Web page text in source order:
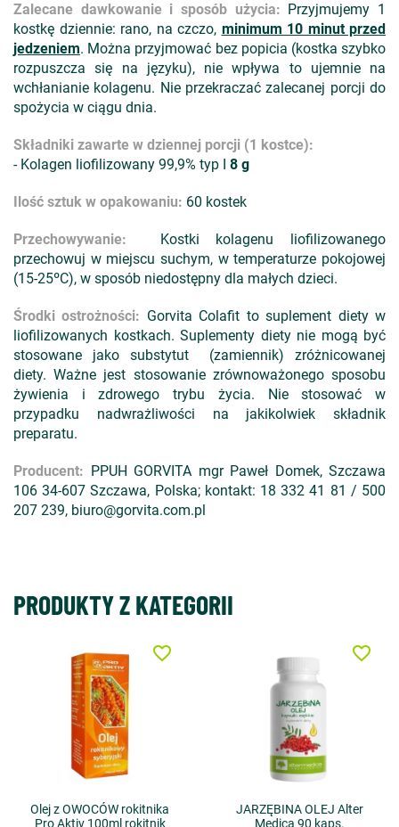
Zalecane dawkowanie i sposób użycia: Przyjmujemy 1
kostkę dziennie: rano, na czczo, minimum 10 minut przed
jedzeniem. Można przyjmować bez popicia (kostka szybko
rozpuszcza się na języku), nie wpływa to ujemnie na
wchłanianie kolagenu. Nie przekraczać zalecanej porcji do
spożycia w ciągu dnia.
Składniki zawarte w dziennej porcji (1 kostce):
- Kolagen liofilizowany 99,9% typ I 8 g
Ilość sztuk w opakowaniu: 60 kostek
Przechowywanie:
Kostki kolagenu liofilizowanego
przechowuj w miejscu suchym, w temperaturze pokojowej
(15-25ºC), w sposób niedostępny dla małych dzieci.
Środki ostrożności: Gorvita Colafit to suplement diety w
liofilizowanych kostkach. Suplementy diety nie mogą być
stosowane jako substytut (zamiennik) zróżnicowanej
diety. Ważne jest stosowanie zrównoważonego sposobu
żywienia i zdrowego trybu życia. Nie stosować w
przypadku nadwrażliwości na jakikolwiek składnik
preparatu.
Producent: PPUH GORVITA mgr Paweł Domek, Szczawa
106 34-607 Szczawa, Polska; kontakt: 18 332 41 81 / 500
207 239, biuro@gorvita.com.pl
PRODUKTY Z KATEGORII
Olej z OWOCÓW rokitnika
Pro Aktiv 100ml rokitnik
favorite_border
JARZĘBINA OLEJ Alter
Medica 90 kaps.
favorite_border